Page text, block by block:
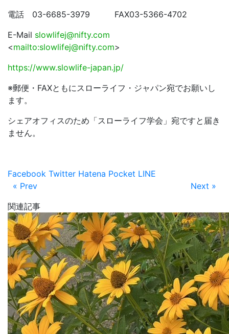
電話 03-6685-3979 FAX03-5366-4702
E-Mail slowlifej@nifty.com
<mailto:slowlifej@nifty.com>
https://www.slowlife-japan.jp/
※郵便・FAXともにスローライフ・ジャパン宛でお願いし
ます。
シェアオフィスのため「スローライフ学会」宛ですと届き
ません。
Facebook Twitter Hatena Pocket LINE
« Prev
Next »
関連記事